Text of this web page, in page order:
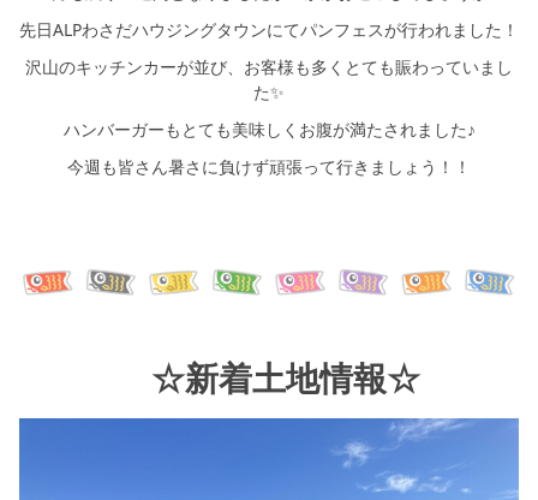
先日ALPわさだハウジングタウンにてパンフェスが行われました！
沢山のキッチンカーが並び、お客様も多くとても賑わっていまし
た✨
ハンバーガーもとても美味しくお腹が満たされました♪
今週も皆さん暑さに負けず頑張って行きましょう！！
☆新着土地情報☆